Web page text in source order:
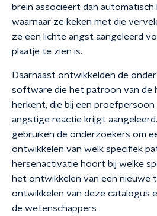
brein associeert dan
waarnaar ze keken met die
ze een lichte angst aangeleerd
plaatje te zien is.
Daarnaast ontwikkelden de
software die het patroon van de
herkent, die bij een
angstige reactie krijgt
gebruiken de onderzoekers om
ontwikkelen van welk specifiek
hersenactivatie hoort bij welke
het ontwikkelen van een nieuwe
ontwikkelen van deze catalogus
de wetenschappers